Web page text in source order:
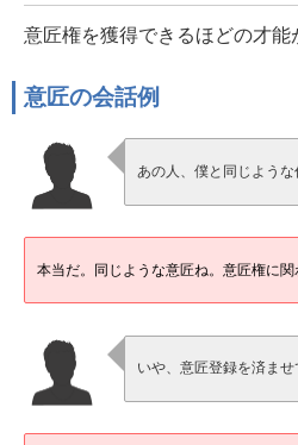
意匠権を獲得できるほどの才能
意匠の会話例
あの人、僕と同じような
本当だ。同じような意匠ね。意匠権に関
いや、意匠登録を済ま